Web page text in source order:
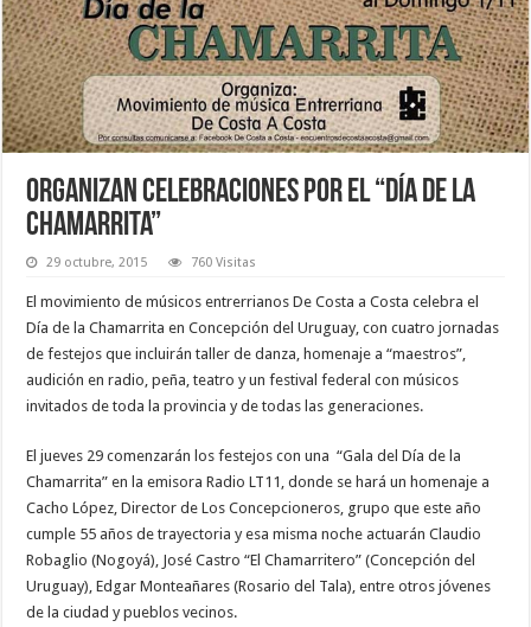
Organizan celebraciones por el “Día de la
chamarrita”
29 octubre, 2015 760 Visitas
El movimiento de músicos entrerrianos De Costa a Costa celebra el
Día de la Chamarrita en Concepción del Uruguay, con cuatro jornadas
de festejos que incluirán taller de danza, homenaje a “maestros”,
audición en radio, peña, teatro y un festival federal con músicos
invitados de toda la provincia y de todas las generaciones.
El jueves 29 comenzarán los festejos con una “Gala del Día de la
Chamarrita” en la emisora Radio LT11, donde se hará un homenaje a
Cacho López, Director de Los Concepcioneros, grupo que este año
cumple 55 años de trayectoria y esa misma noche actuarán Claudio
Robaglio (Nogoyá), José Castro “El Chamarritero” (Concepción del
Uruguay), Edgar Monteañares (Rosario del Tala), entre otros jóvenes
de la ciudad y pueblos vecinos.